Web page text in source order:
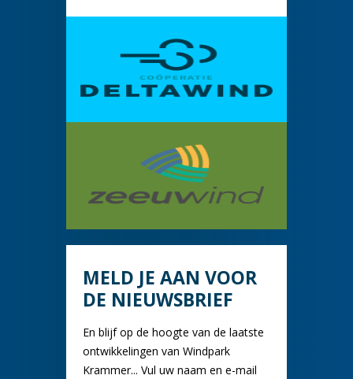
MELD JE AAN VOOR
DE NIEUWSBRIEF
En blijf op de hoogte van de laatste
ontwikkelingen van Windpark
Krammer... Vul uw naam en e-mail